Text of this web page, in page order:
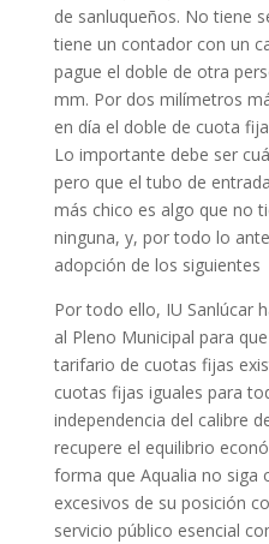
de sanluqueños. No tiene
tiene un contador con un
pague el doble de otra
mm. Por dos milímetros
en día el doble de cuota
Lo importante debe ser
pero que el tubo de
más chico es algo que no
ninguna, y, por todo lo
adopción de los siguientes
Por todo ello, IU Sanlúcar
al Pleno Municipal para
tarifario de cuotas fijas
cuotas fijas iguales para
independencia del calibre
recupere el equilibrio
forma que Aqualia no siga
excesivos de su posición
servicio público esencial